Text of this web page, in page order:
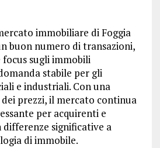
immobiliare di Foggia
buon numero di transazioni,
sugli immobili
stabile per gli
e industriali. Con una
prezzi, il mercato continua
per acquirenti e
significative a
di immobile.